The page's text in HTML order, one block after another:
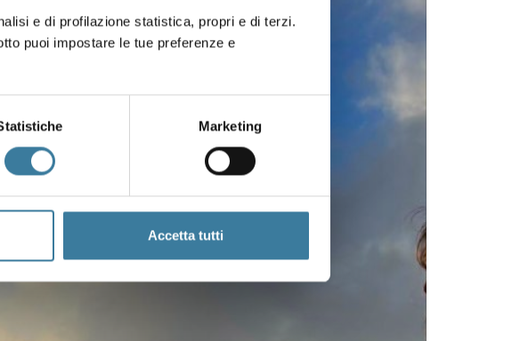
e di profilazione statistica, propri e di terzi.
puoi impostare le tue preferenze e
Marketing
Accetta tutti